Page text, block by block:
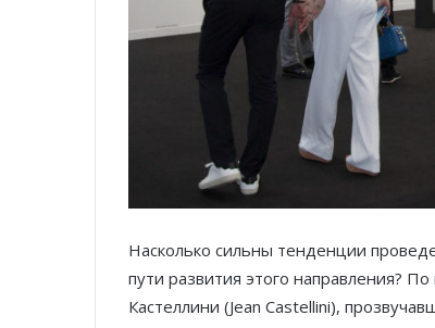
Насколько сильны тенденции
пути развития этого направления?
Кастеллини (Jean Castellini),